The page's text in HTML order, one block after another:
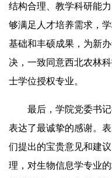
结构合理、教学科研能
够满足人才培养需求，
基础和丰硕成果，为新
决，一致同意西北农林
士学位授权专业。
最后，学院党委书
表达了最诚挚的感谢。
们提出的宝贵意见和建
理，对生物信息学专业